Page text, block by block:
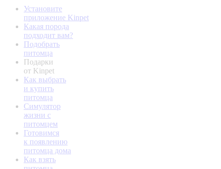
Установите
приложение Kinpet
Какая порода
подходит вам?
Подобрать
питомца
Подарки
от Kinpet
Как выбрать
и купить
питомца
Симулятор
жизни с
питомцем
Готовимся
к появлению
питомца дома
Как взять